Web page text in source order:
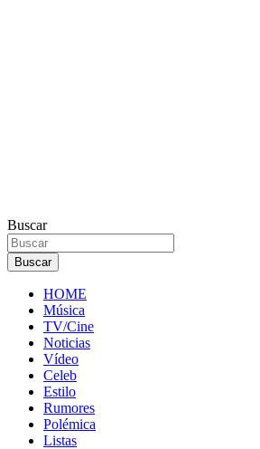
Buscar
Buscar
HOME
Música
TV/Cine
Noticias
Vídeo
Celeb
Estilo
Rumores
Polémica
Listas